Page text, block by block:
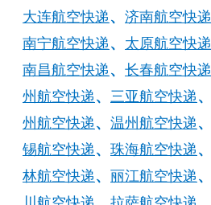
大连航空快递、 济南航空快递
南宁航空快递、 太原航空快递
南昌航空快递、 长春航空快递
州航空快递、 三亚航空快递、
州航空快递、 温州航空快递、
锡航空快递、 珠海航空快递、
林航空快递、 丽江航空快递、